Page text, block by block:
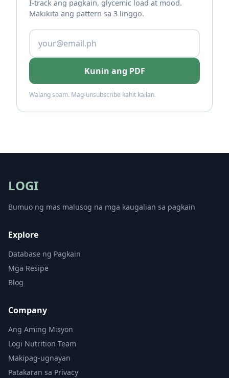
I-track ang pagkain, glycemic load at mood.
Makikita ang pattern sa 3 linggo.
Kunin ang PDF
Walang spam. Mag-unsubscribe kahit kailan.
LOGI
Bumuo ng mas malusog na mga kaugalian sa pagkain
Explore
Database ng Pagkain
Mga Resipe
Blog
Company
Ang Aming Misyon
Logi Nutrition Team
Makipag-ugnayan
Patakaran sa Privacy